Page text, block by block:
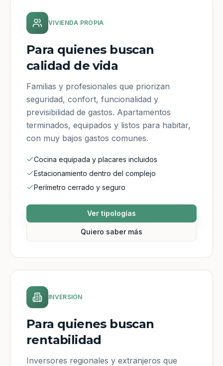
VIVIENDA PROPIA
Para quienes buscan
calidad de vida
Familias y profesionales que priorizan
seguridad, confort, funcionalidad y
previsibilidad de gastos. Apartamentos
terminados, equipados y listos para habitar,
con muy bajos gastos comunes.
Cocina equipada y placares incluidos
Estacionamiento dentro del complejo
Perímetro cerrado y seguro
Ver tipologías
Quiero saber más
INVERSIÓN
Para quienes buscan
rentabilidad
Inversores regionales y extranjeros que